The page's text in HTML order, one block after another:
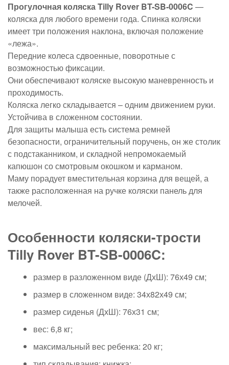
Прогулочная коляска Tilly Rover BT-SB-0006C —
коляска для любого времени года. Спинка коляски
имеет три положения наклона, включая положение
«лежа».
Передние колеса сдвоенные, поворотные с
возможностью фиксации.
Они обеспечивают коляске высокую маневренность и
проходимость.
Коляска легко складывается – одним движением руки.
Устойчива в сложенном состоянии.
Для защиты малыша есть система ремней
безопасности, ограничительный поручень, он же столик
с подстаканником, и складной непромокаемый
капюшон со смотровым окошком и карманом.
Маму порадует вместительная корзина для вещей, а
также расположенная на ручке коляски панель для
мелочей.
Особенности коляски-трости
Tilly Rover BT-SB-0006C:
размер в разложенном виде (ДхШ): 76х49 см;
размер в сложенном виде: 34х82х49 см;
размер сиденья (ДхШ): 76х31 см;
вес: 6,8 кг;
максимальный вес ребенка: 20 кг;